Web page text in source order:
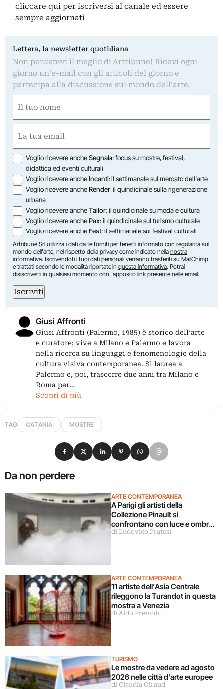
cliccare qui per iscriversi al canale ed essere
sempre aggiornati
Lettera, la newsletter quotidiana
Non perdetevi il meglio di Artribune! Ricevi ogni
giorno un'e-mail con gli articoli del giorno e
partecipa alla discussione sul mondo dell'arte.
(Obbligatorio)
Nome
(Obbligatorio)
Opzioni
Voglio ricevere ancheSegnala: focus su mostre, festival,
didattica ed eventi culturali
Voglio ricevere ancheIncanti: il settimanale sul mercato dell'arte
Voglio ricevere ancheRender: il quindicinale sulla rigenerazione
urbana
Voglio ricevere ancheTailor: il quindicinale su moda e cultura
Voglio ricevere anchePax: il quindicinale sul turismo culturale
Voglio ricevere ancheFest: il settimanale sui festival culturali
Artribune Srl utilizza i dati da te forniti per tenerti informato con regolarità sul
mondo dell'arte, nel rispetto della privacy come indicato nella nostra
informativa. Iscrivendoti i tuoi dati personali verranno trasferiti su MailChimp
e trattati secondo le modalità riportate in questa informativa. Potrai
disiscriverti in qualsiasi momento con l'apposito link presente nelle email.
Iscriviti
Giusi Affronti
Giusi Affronti (Palermo, 1985) è storico dell’arte
e curatore; vive a Milano e Palermo e lavora
nella ricerca su linguaggi e fenomenologie della
cultura visiva contemporanea. Si laurea a
Palermo e, poi, trascorre due anni tra Milano e
Roma per…
Scopri di più
TAG CATANIA MOSTRE
Da non perdere
ARTE CONTEMPORANEA
A Parigi gli artisti della
Collezione Pinault si
confrontano con luce e ombra
in una grande mostra
di Ludovico Pratesi
ARTE CONTEMPORANEA
11 artiste dell’Asia Centrale
rileggono la Turandot in questa
mostra a Venezia
di Aldo Premoli
TURISMO
Le mostre da vedere ad agosto
2026 nelle città d’arte europee
di Claudia Giraud
Condividi su Facebook
Condividi su X
Condividi su LinkedIn
Condividi su Pinterest
Condividi su WhatsApp
Condividi su Email